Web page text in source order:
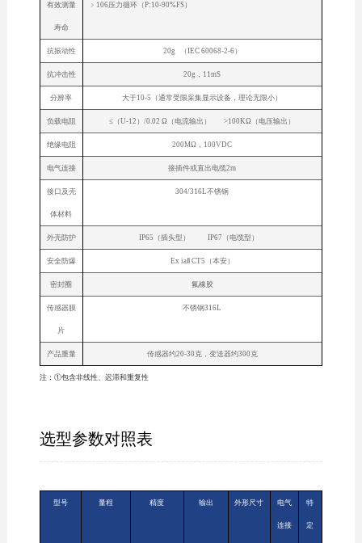
有效测量
寿命
﹥106压力循环（P:10-90%FS）
抗振动性 20g （IEC 60068-2-6）
抗冲击性 20g，11mS
分辨率 大于10-5（通常受限采集显示设备，理论无限小）
负载电阻 ≤（U-12）/0.02 Ω（电流输出） >100KΩ（电压输出）
绝缘电阻 200MΩ，100VDC
电气连接 接插件或直出电缆2m
接口及壳
体材料
304/316L不锈钢
外壳防护 IP65（插头型） IP67（电缆型）
安全防爆 Ex iaⅡ CT5（本安）
密封圈 氟橡胶
传感器膜
片
不锈钢316L
产品重量 传感器约20-30克，变送器约300克
注：①包含非线性、迟滞和重复性
选型参数对照表
型号 量程 精度 输出 外形尺寸 电气
连接
特
定